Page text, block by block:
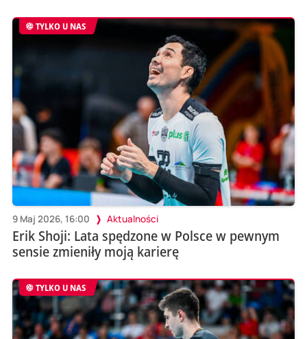
TYLKO U NAS
9 Maj 2026, 16:00 Aktualności
Erik Shoji: Lata spędzone w Polsce w pewnym
sensie zmieniły moją karierę
TYLKO U NAS